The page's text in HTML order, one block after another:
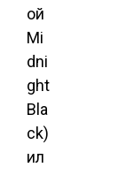
ой
Mi
dni
ght
Bla
ck)
ил